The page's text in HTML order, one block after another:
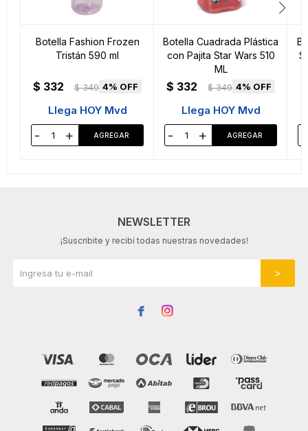
Botella Fashion Frozen
Tristán 590 ml
$ 332 $ 349 4
Llega HOY Mvd
- +
Botella Cuadrada Plástica
con Pajita Star Wars 510
ML
$ 332 $ 349 4
Llega HOY Mvd
- +
NEWSLETTER
¡Suscribite y recibí todas nuestras novedades!
 